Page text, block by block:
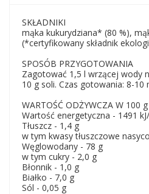
SKŁADNIKI
mąka kukurydziana* (80 %),
(*certyfikowany składnik
SPOSÓB PRZYGOTOWANIA
Zagotować 1,5 l wrzącej wody
10 g soli. Czas gotowania: 8-10
WARTOŚĆ ODŻYWCZA W 100 g
Wartość energetyczna - 1491
Tłuszcz - 1,4 g
w tym kwasy tłuszczowe
Węglowodany - 78 g
w tym cukry - 2,0 g
Błonnik - 1,0 g
Białko - 7,0 g
Sól - 0,05 g